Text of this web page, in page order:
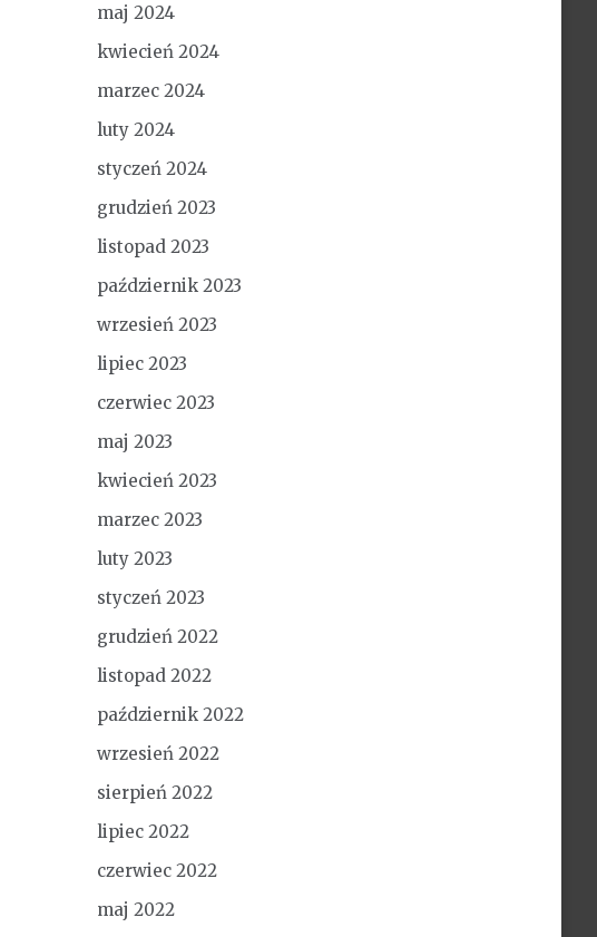
maj 2024
kwiecień 2024
marzec 2024
luty 2024
styczeń 2024
grudzień 2023
listopad 2023
październik 2023
wrzesień 2023
lipiec 2023
czerwiec 2023
maj 2023
kwiecień 2023
marzec 2023
luty 2023
styczeń 2023
grudzień 2022
listopad 2022
październik 2022
wrzesień 2022
sierpień 2022
lipiec 2022
czerwiec 2022
maj 2022